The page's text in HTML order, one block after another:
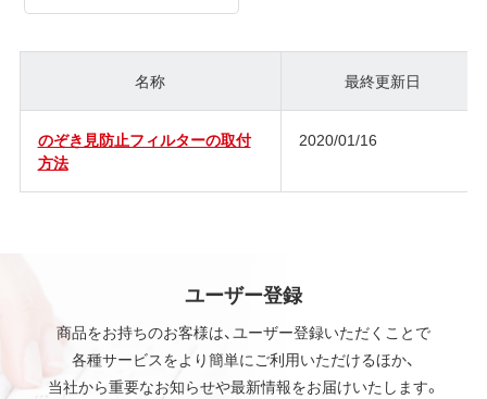
名称 最終更新日
のぞき見防止フィルターの取付
方法
2020/01/16
ユーザー登録
商品をお持ちのお客様は、ユーザー登録いただくことで
各種サービスをより簡単にご利用いただけるほか、
当社から重要なお知らせや最新情報をお届けいたします。